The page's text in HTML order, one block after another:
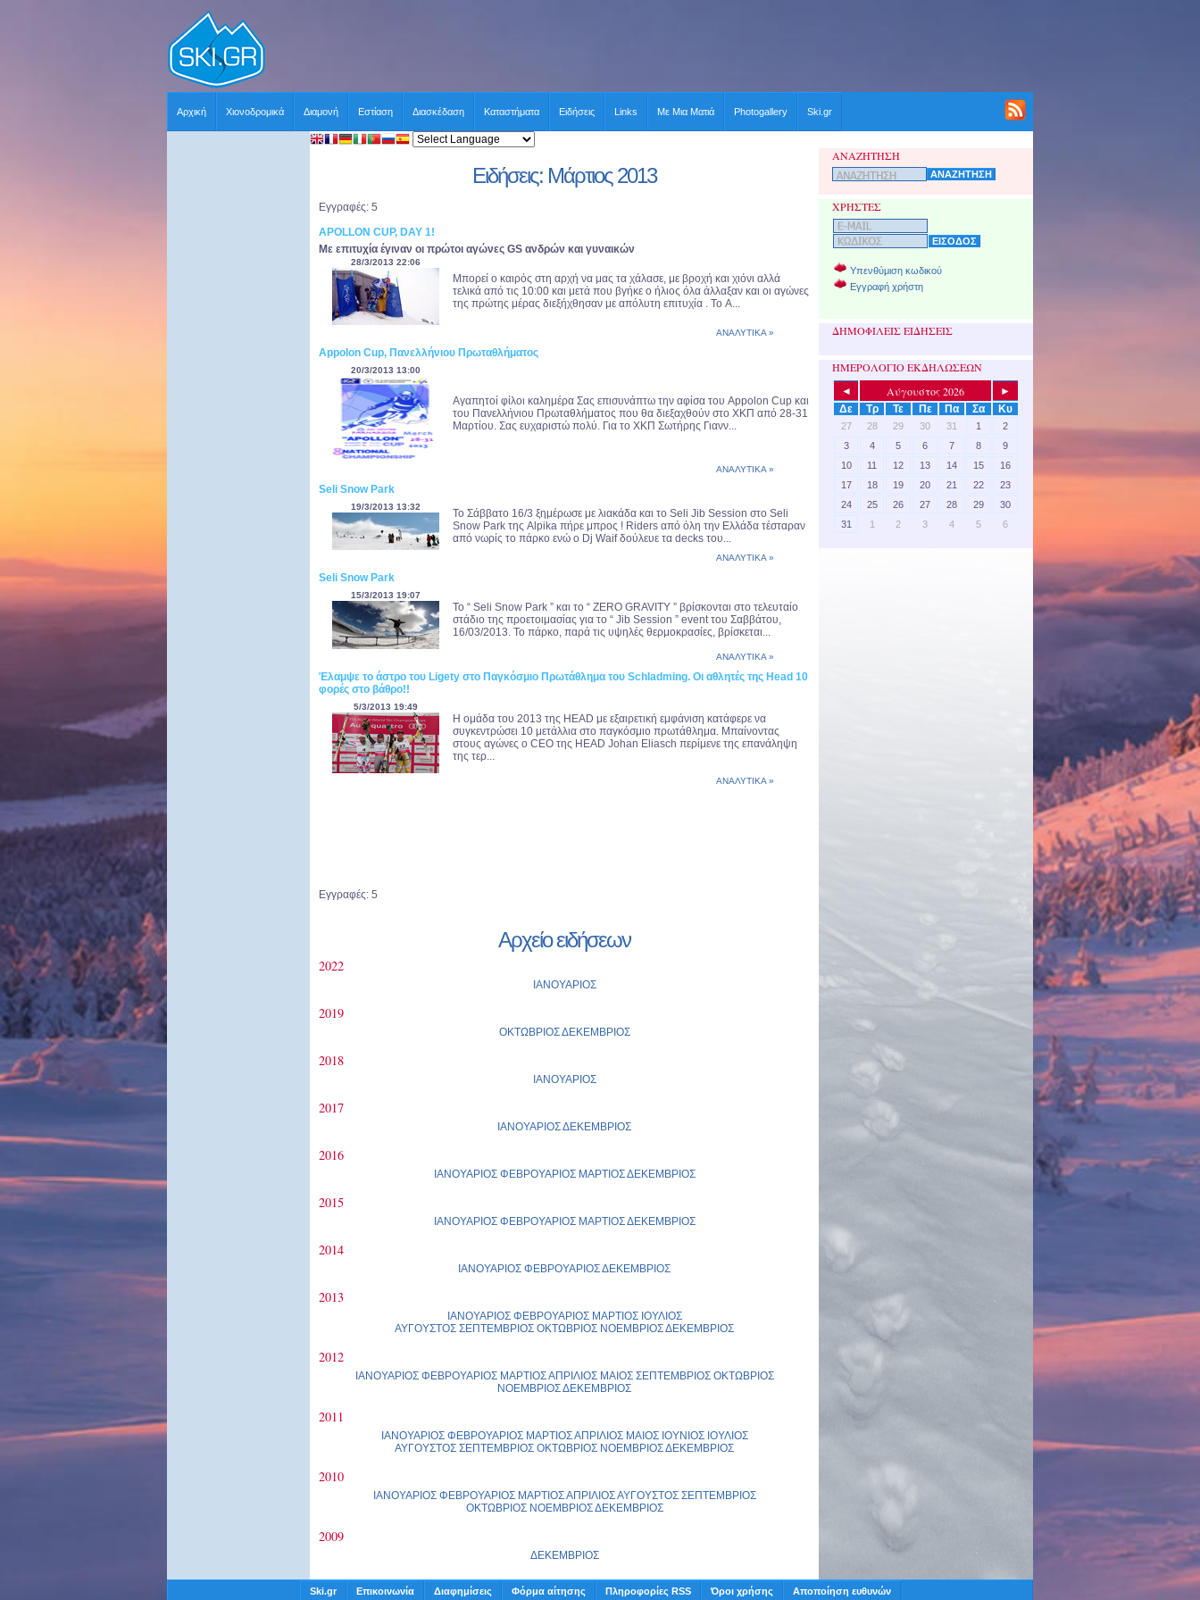
Αρχική Χιονοδρομικά Διαμονή Εστίαση Διασκέδαση Καταστήματα Ειδήσεις Links Με Μια Ματιά Photogallery Ski.gr
Ειδήσεις: Μάρτιος 2013
Εγγραφές: 5
APOLLON CUP, DAY 1!
Με επιτυχία έγιναν οι πρώτοι αγώνες GS ανδρών και γυναικών
28/3/2013 22:06
Μπορεί ο καιρός στη αρχή να μας τα χάλασε, με βροχή και χιόνι αλλά
τελικά από τις 10:00 και μετά που βγήκε ο ήλιος όλα άλλαξαν και οι αγώνες
της πρώτης μέρας διεξήχθησαν με απόλυτη επιτυχία . Το A...
ΑΝΑΛΥΤΙΚΑ »
Appolon Cup, Πανελλήνιου Πρωταθλήματος
20/3/2013 13:00
Αγαπητοί φίλοι καλημέρα Σας επισυνάπτω την αφίσα του Appolon Cup και
του Πανελλήνιου Πρωταθλήματος που θα διεξαχθούν στο ΧΚΠ από 28-31
Μαρτίου. Σας ευχαριστώ πολύ. Για το ΧΚΠ Σωτήρης Γιανν...
ΑΝΑΛΥΤΙΚΑ »
Seli Snow Park
19/3/2013 13:32
Το Σάββατο 16/3 ξημέρωσε με λιακάδα και το Seli Jib Session στο Seli
Snow Park της Alpika πήρε μπρος ! Riders από όλη την Ελλάδα τέσταραν
από νωρίς το πάρκο ενώ ο Dj Waif δούλευε τα decks του...
ΑΝΑΛΥΤΙΚΑ »
Seli Snow Park
15/3/2013 19:07
Το “ Seli Snow Park ” και το “ ZERO GRAVITY ” βρίσκονται στο τελευταίο
στάδιο της προετοιμασίας για το “ Jib Session ” event του Σαββάτου,
16/03/2013. Το πάρκο, παρά τις υψηλές θερμοκρασίες, βρίσκεται...
ΑΝΑΛΥΤΙΚΑ »
Έλαμψε το άστρο του Ligety στο Παγκόσμιο Πρωτάθλημα του Schladming. Οι αθλητές της Head 10
φορές στο βάθρο!!
5/3/2013 19:49
Η ομάδα του 2013 της HEAD με εξαιρετική εμφάνιση κατάφερε να
συγκεντρώσει 10 μετάλλια στο παγκόσμιο πρωτάθλημα. Μπαίνοντας
στους αγώνες ο CEO της HEAD Johan Eliasch περίμενε της επανάληψη
της τερ...
ΑΝΑΛΥΤΙΚΑ »
Εγγραφές: 5
Αρχείο ειδήσεων
2022
ΙΑΝΟΥΑΡΙΟΣ
2019
ΟΚΤΩΒΡΙΟΣΔΕΚΕΜΒΡΙΟΣ
2018
ΙΑΝΟΥΑΡΙΟΣ
2017
ΙΑΝΟΥΑΡΙΟΣΔΕΚΕΜΒΡΙΟΣ
2016
ΙΑΝΟΥΑΡΙΟΣ ΦΕΒΡΟΥΑΡΙΟΣ ΜΑΡΤΙΟΣΔΕΚΕΜΒΡΙΟΣ
2015
ΙΑΝΟΥΑΡΙΟΣ ΦΕΒΡΟΥΑΡΙΟΣ ΜΑΡΤΙΟΣΔΕΚΕΜΒΡΙΟΣ
2014
ΙΑΝΟΥΑΡΙΟΣ ΦΕΒΡΟΥΑΡΙΟΣΔΕΚΕΜΒΡΙΟΣ
2013
ΙΑΝΟΥΑΡΙΟΣ ΦΕΒΡΟΥΑΡΙΟΣ ΜΑΡΤΙΟΣ ΙΟΥΛΙΟΣ
ΑΥΓΟΥΣΤΟΣ ΣΕΠΤΕΜΒΡΙΟΣ ΟΚΤΩΒΡΙΟΣ ΝΟΕΜΒΡΙΟΣΔΕΚΕΜΒΡΙΟΣ
2012
ΙΑΝΟΥΑΡΙΟΣ ΦΕΒΡΟΥΑΡΙΟΣ ΜΑΡΤΙΟΣΑΠΡΙΛΙΟΣ ΜΑΙΟΣ ΣΕΠΤΕΜΒΡΙΟΣ ΟΚΤΩΒΡΙΟΣ
ΝΟΕΜΒΡΙΟΣΔΕΚΕΜΒΡΙΟΣ
2011
ΙΑΝΟΥΑΡΙΟΣ ΦΕΒΡΟΥΑΡΙΟΣ ΜΑΡΤΙΟΣΑΠΡΙΛΙΟΣ ΜΑΙΟΣ ΙΟΥΝΙΟΣ ΙΟΥΛΙΟΣ
ΑΥΓΟΥΣΤΟΣ ΣΕΠΤΕΜΒΡΙΟΣ ΟΚΤΩΒΡΙΟΣ ΝΟΕΜΒΡΙΟΣΔΕΚΕΜΒΡΙΟΣ
2010
ΙΑΝΟΥΑΡΙΟΣ ΦΕΒΡΟΥΑΡΙΟΣ ΜΑΡΤΙΟΣΑΠΡΙΛΙΟΣΑΥΓΟΥΣΤΟΣ ΣΕΠΤΕΜΒΡΙΟΣ
ΟΚΤΩΒΡΙΟΣ ΝΟΕΜΒΡΙΟΣΔΕΚΕΜΒΡΙΟΣ
2009
ΔΕΚΕΜΒΡΙΟΣ
ΑΝΑΖΗΤΗΣΗ
ΧΡΗΣΤΕΣ
Υπενθύμιση κωδικού
Εγγραφή χρήστη
ΔΗΜΟΦΙΛΕΙΣ ΕΙΔΗΣΕΙΣ
ΗΜΕΡΟΛΟΓΙΟ ΕΚΔΗΛΩΣΕΩΝ
◄ Αύγουστος 2026
►
Δε
Τρ Τε Πε Πα Σα Κυ
27 28 29 30 31 1
2
3
4 5 6 7 8
9
10
11 12 13 14 15
16
17
18 19 20 21 22
23
24
25 26 27 28 29
30
31
1 2 3 4 5 6
Ski.gr Επικοινωνία Διαφημίσεις Φόρμα αίτησης Πληροφορίες RSS Όροι χρήσης Αποποίηση ευθυνών